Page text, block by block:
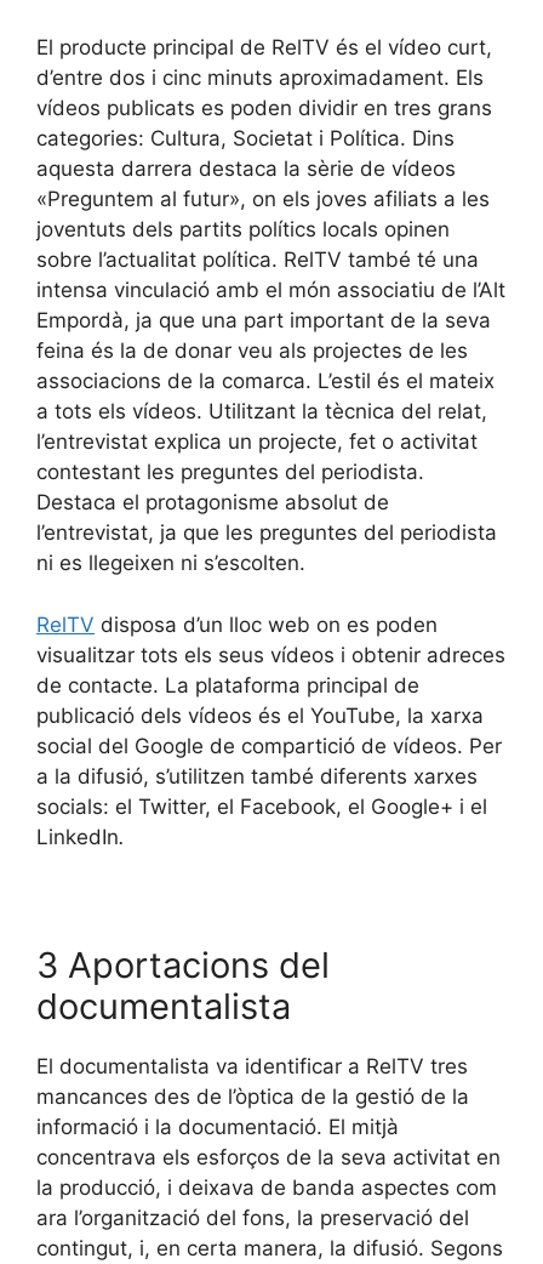
El producte principal de RelTV és el vídeo curt,
d’entre dos i cinc minuts aproximadament. Els
vídeos publicats es poden dividir en tres grans
categories: Cultura, Societat i Política. Dins
aquesta darrera destaca la sèrie de vídeos
«Preguntem al futur», on els joves afiliats a les
joventuts dels partits polítics locals opinen
sobre l’actualitat política. RelTV també té una
intensa vinculació amb el món associatiu de l’Alt
Empordà, ja que una part important de la seva
feina és la de donar veu als projectes de les
associacions de la comarca. L’estil és el mateix
a tots els vídeos. Utilitzant la tècnica del relat,
l’entrevistat explica un projecte, fet o activitat
contestant les preguntes del periodista.
Destaca el protagonisme absolut de
l’entrevistat, ja que les preguntes del periodista
ni es llegeixen ni s’escolten.
RelTV disposa d’un lloc web on es poden
visualitzar tots els seus vídeos i obtenir adreces
de contacte. La plataforma principal de
publicació dels vídeos és el YouTube, la xarxa
social del Google de compartició de vídeos. Per
a la difusió, s’utilitzen també diferents xarxes
socials: el Twitter, el Facebook, el Google+ i el
LinkedIn.
3 Aportacions del
documentalista
El documentalista va identificar a RelTV tres
mancances des de l’òptica de la gestió de la
informació i la documentació. El mitjà
concentrava els esforços de la seva activitat en
la producció, i deixava de banda aspectes com
ara l’organització del fons, la preservació del
contingut, i, en certa manera, la difusió. Segons